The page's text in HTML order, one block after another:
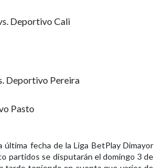
Deportivo Cali
Deportivo Pereira
Pasto
última fecha de la Liga BetPlay Dimayor
partidos se disputarán el domingo 3 de